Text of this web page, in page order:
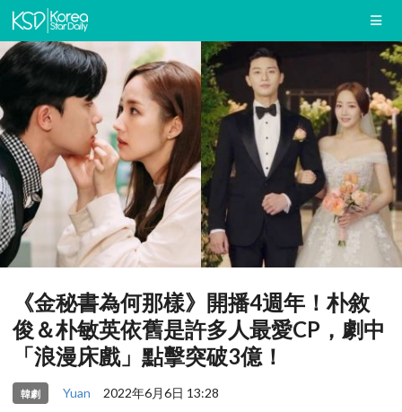
《金秘書為何那樣》開播4週年！朴敘
俊＆朴敏英依舊是許多人最愛CP，劇中
「浪漫床戲」點擊突破3億！
韓劇 Yuan 2022年6月6日 13:28